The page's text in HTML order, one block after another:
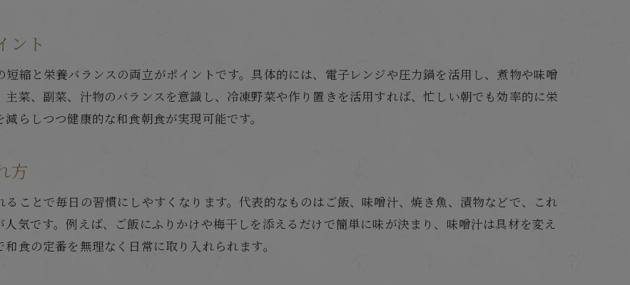
朝ごはん和食簡単おかずで手間を削減
和食の朝ごはんで家族の健康を守る工夫
朝ごはん和食定番おかずの時短レシピ集
時短和食で朝ごはんのマンネリ解消術
ント
縮と栄養バランスの両立がポイントです。具体的には、電子レンジや圧力鍋を活用し、煮物や味噌
菜、副菜、汁物のバランスを意識し、冷凍野菜や作り置きを活用すれば、忙しい朝でも効率的に栄
らしつつ健康的な和食朝食が実現可能です。
方
ことで毎日の習慣にしやすくなります。代表的なものはご飯、味噌汁、焼き魚、漬物などで、これ
気です。例えば、ご飯にふりかけや梅干しを添えるだけで簡単に味が決まり、味噌汁は具材を変え
食の定番を無理なく日常に取り入れられます。